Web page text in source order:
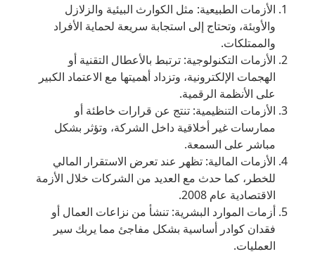
الأزمات الطبيعية: مثل الكوارث البيئية والزلازل
والأوبئة، وتحتاج إلى استجابة سريعة لحماية الأفراد
والممتلكات.
الأزمات التكنولوجية: ترتبط بالأعطال التقنية أو
الهجمات الإلكترونية، وتزداد أهميتها مع الاعتماد الكبير
على الأنظمة الرقمية.
الأزمات التنظيمية: تنتج عن قرارات خاطئة أو
ممارسات غير أخلاقية داخل الشركة، وتؤثر بشكل
مباشر على السمعة.
الأزمات المالية: تظهر عند تعرض الاستقرار المالي
للخطر، كما حدث مع العديد من الشركات خلال الأزمة
الاقتصادية عام 2008.
أزمات الموارد البشرية: تنشأ من نزاعات العمال أو
فقدان كوادر أساسية بشكل مفاجئ مما يربك سير
العمليات.